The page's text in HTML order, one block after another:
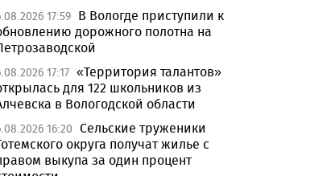
17:59 В Вологде приступили к
дорожного полотна на
17:17 «Территория талантов»
для 122 школьников из
в Вологодской области
16:20 Сельские труженики
округа получат жилье с
выкупа за один процент